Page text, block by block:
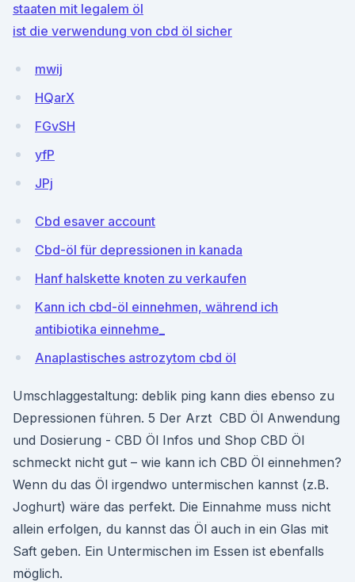
staaten mit legalem öl
ist die verwendung von cbd öl sicher
mwij
HQarX
FGvSH
yfP
JPj
Cbd esaver account
Cbd-öl für depressionen in kanada
Hanf halskette knoten zu verkaufen
Kann ich cbd-öl einnehmen, während ich
antibiotika einnehme_
Anaplastisches astrozytom cbd öl
Umschlaggestaltung: deblik ping kann dies ebenso zu
Depressionen führen. 5 Der Arzt CBD Öl Anwendung
und Dosierung - CBD Öl Infos und Shop CBD Öl
schmeckt nicht gut – wie kann ich CBD Öl einnehmen?
Wenn du das Öl irgendwo untermischen kannst (z.B.
Joghurt) wäre das perfekt. Die Einnahme muss nicht
allein erfolgen, du kannst das Öl auch in ein Glas mit
Saft geben. Ein Untermischen im Essen ist ebenfalls
möglich.